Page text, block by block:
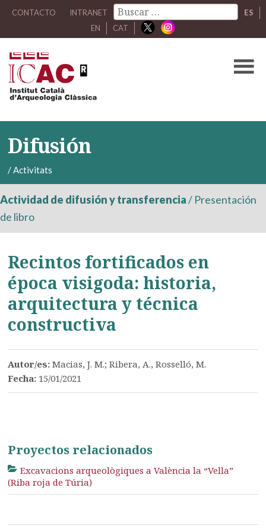
CONTACTO INTRANET
ES
EN
CAT
Difusión
/Activitats
Actividad de difusión y transferencia/ Presentación
de libro
Recintos fortificados en
época visigoda: historia,
arquitectura y técnica
constructiva
Autor/es:Macias, J. M.; Ribera, A., Rosselló, M.
Fecha: 15/01/2021
Proyectos relacionados
Excavacions arqueològiques a València la “Vella”
(Riba roja de Túria)